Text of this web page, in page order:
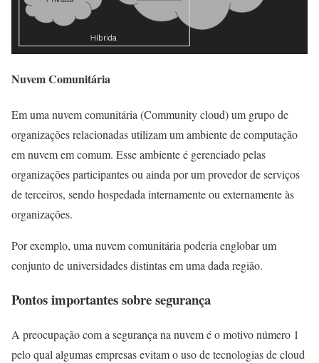
Nuvem Comunitária
Em uma nuvem comunitária (Community cloud) um grupo de
organizações relacionadas utilizam um ambiente de computação
em nuvem em comum. Esse ambiente é gerenciado pelas
organizações participantes ou ainda por um provedor de serviços
de terceiros, sendo hospedada internamente ou externamente às
organizações.
Por exemplo, uma nuvem comunitária poderia englobar um
conjunto de universidades distintas em uma dada região.
Pontos importantes sobre segurança
A preocupação com a segurança na nuvem é o motivo número 1
pelo qual algumas empresas evitam o uso de tecnologias de cloud